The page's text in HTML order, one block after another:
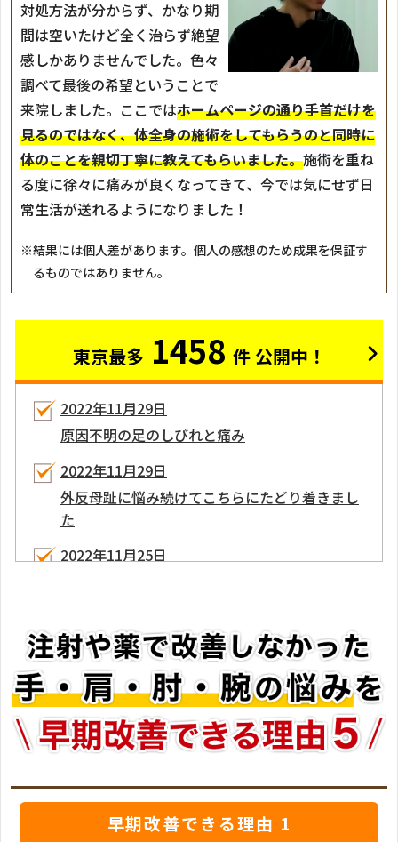
対処方法が分からず、かなり期
間は空いたけど全く治らず絶望
感しかありませんでした。色々
調べて最後の希望ということで
来院しました。ここではホームページの通り手首だけを
見るのではなく、体全身の施術をしてもらうのと同時に
体のことを親切丁寧に教えてもらいました。施術を重ね
る度に徐々に痛みが良くなってきて、今では気にせず日
常生活が送れるようになりました！
※結果には個人差があります。個人の感想のため成果を保証す
るものではありません。
東京最多 1458 件 公開中！
2022年11月29日
原因不明の足のしびれと痛み
2022年11月29日
外反母趾に悩み続けてこちらにたどり着きまし
た
2022年11月25日
5年以上前から外反母趾で悩んでいました
2022年11月23日
外反母趾で痛みがひどくなり来院しました
2022年11月22日
2022年11月21日
長年O脚に悩んでいました
早期改善できる理由 1